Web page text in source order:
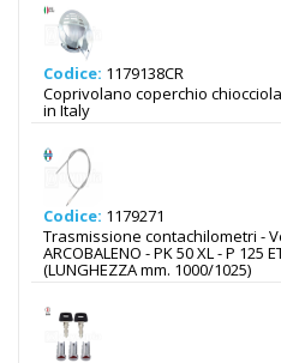
Codice: 1179138CR
Coprivolano coperchio
in Italy
Codice: 1179271
Trasmissione contachilometri -
ARCOBALENO - PK 50 XL - P 125
(LUNGHEZZA mm. 1000/1025)